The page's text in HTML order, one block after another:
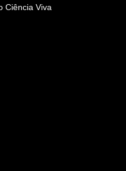
Ciência Viva